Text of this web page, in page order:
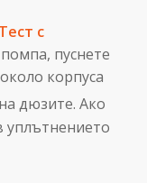
с
пуснете
корпуса
дюзите. Ако
уплътнението